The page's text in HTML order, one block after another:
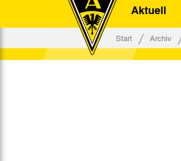
Aktuell
Start Archiv